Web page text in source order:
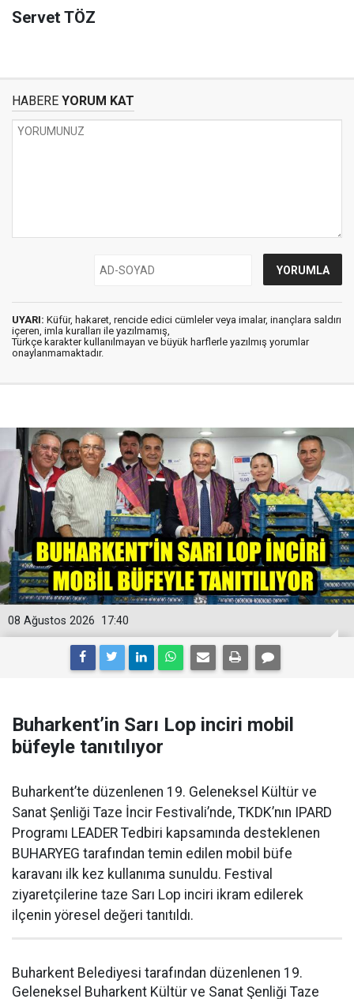
Servet TÖZ
HABERE YORUM KAT
UYARI: Küfür, hakaret, rencide edici cümleler veya imalar, inançlara saldırı
içeren, imla kuralları ile yazılmamış,
Türkçe karakter kullanılmayan ve büyük harflerle yazılmış yorumlar
onaylanmamaktadır.
17:40
08 Ağustos 2026
Buharkent’in Sarı Lop inciri mobil
büfeyle tanıtılıyor
Buharkent’te düzenlenen 19. Geleneksel Kültür ve
Sanat Şenliği Taze İncir Festivali’nde, TKDK’nın IPARD
Programı LEADER Tedbiri kapsamında desteklenen
BUHARYEG tarafından temin edilen mobil büfe
karavanı ilk kez kullanıma sunuldu. Festival
ziyaretçilerine taze Sarı Lop inciri ikram edilerek
ilçenin yöresel değeri tanıtıldı.
Buharkent Belediyesi tarafından düzenlenen 19.
Geleneksel Buharkent Kültür ve Sanat Şenliği Taze